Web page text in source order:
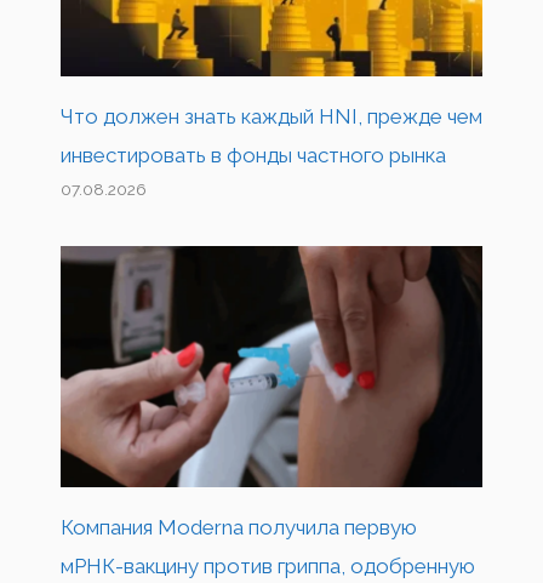
Что должен знать каждый HNI, прежде чем
инвестировать в фонды частного рынка
07.08.2026
Компания Moderna получила первую
мРНК-вакцину против гриппа, одобренную